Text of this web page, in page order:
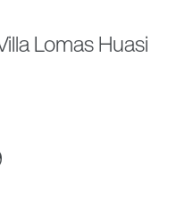
Lomas Huasi